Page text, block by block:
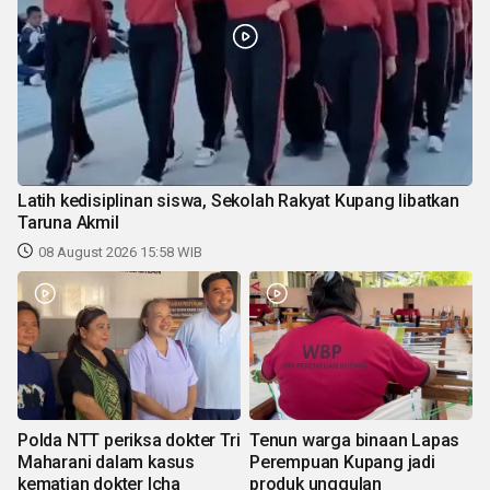
Latih kedisiplinan siswa, Sekolah Rakyat Kupang libatkan
Taruna Akmil
08 August 2026 15:58 WIB
Polda NTT periksa dokter Tri
Maharani dalam kasus
kematian dokter Icha
Tenun warga binaan Lapas
Perempuan Kupang jadi
produk unggulan